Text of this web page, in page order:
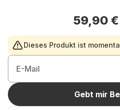
59,90 €
Dieses Produkt ist
E-Mail
Gebt mir